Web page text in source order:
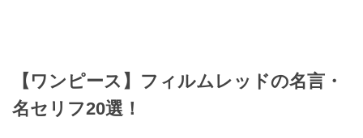
【ワンピース】フィルムレッドの名言・
名セリフ20選！